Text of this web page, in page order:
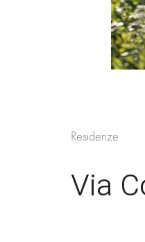
Residenze
Via